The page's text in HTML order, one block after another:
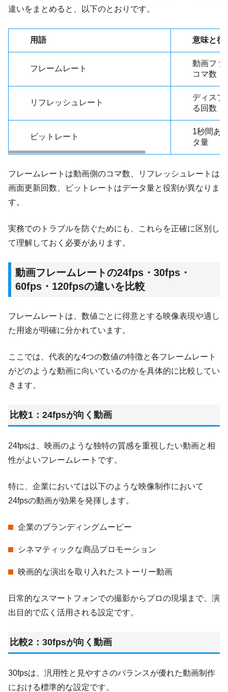
違いをまとめると、以下のとおりです。
用語 意味と役
フレームレート
動画ファ
コマ数
リフレッシュレート
ディスプ
る回数
ビットレート
1秒間あ
タ量
フレームレートは動画側のコマ数、リフレッシュレートは
画面更新回数、ビットレートはデータ量と役割が異なりま
す。
実務でのトラブルを防ぐためにも、これらを正確に区別し
て理解しておく必要があります。
動画フレームレートの24fps・30fps・
60fps・120fpsの違いを比較
フレームレートは、数値ごとに得意とする映像表現や適し
た用途が明確に分かれています。
ここでは、代表的な4つの数値の特徴と各フレームレート
がどのような動画に向いているのかを具体的に比較してい
きます。
比較1：24fpsが向く動画
24fpsは、映画のような独特の質感を重視したい動画と相
性がよいフレームレートです。
特に、企業においては以下のような映像制作において
24fpsの動画が効果を発揮します。
企業のブランディングムービー
シネマティックな商品プロモーション
映画的な演出を取り入れたストーリー動画
日常的なスマートフォンでの撮影からプロの現場まで、演
出目的で広く活用される設定です。
比較2：30fpsが向く動画
30fpsは、汎用性と見やすさのバランスが優れた動画制作
における標準的な設定です。